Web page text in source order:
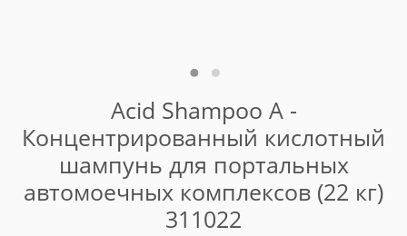
Acid Shampoo A -
Концентрированный кислотный
шампунь для портальных
автомоечных комплексов (22 кг)
311022